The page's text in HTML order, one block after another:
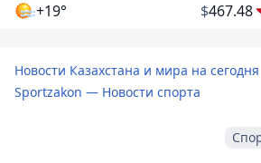
+19° $467.48
Новости Казахстана и мира на сегодня
Sportzakon — Новости спорта